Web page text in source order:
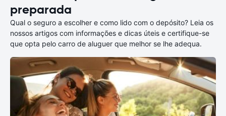
preparada
Qual o seguro a escolher e como lido com o depósito? Leia os
nossos artigos com informações e dicas úteis e certifique-se
que opta pelo carro de aluguer que melhor se lhe adequa.